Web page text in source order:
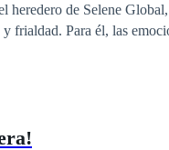
heredero de Selene
frialdad. Para él, las
ejecutiva. Valeria
prioridad. En un